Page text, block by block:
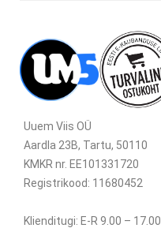
Uuem Viis OÜ
Aardla 23B, Tartu, 50110
KMKR nr. EE101331720
Registrikood: 11680452
Klienditugi: E-R 9.00 – 17.00